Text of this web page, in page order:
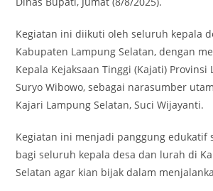
Kegiatan ini diikuti oleh seluruh kepala
Kabupaten Lampung Selatan, dengan
Kepala Kejaksaan Tinggi (Kajati) Provinsi
Suryo Wibowo, sebagai narasumber
Kajari Lampung Selatan, Suci Wijayanti.
Kegiatan ini menjadi panggung edukatif
bagi seluruh kepala desa dan lurah di
Selatan agar kian bijak dalam